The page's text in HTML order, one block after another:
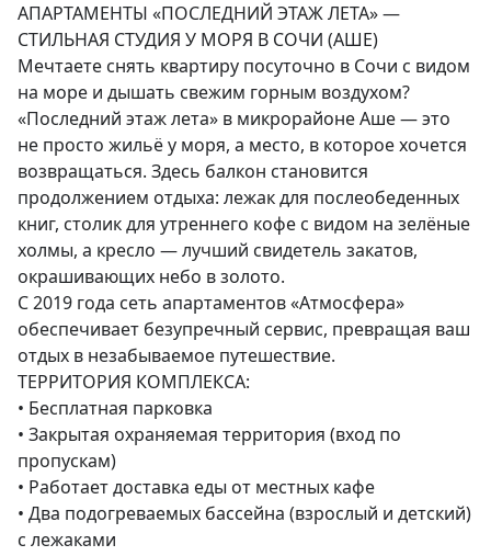
АПАРТАМЕНТЫ «ПОСЛЕДНИЙ ЭТАЖ ЛЕТА» —
СТИЛЬНАЯ СТУДИЯ У МОРЯ В СОЧИ (АШЕ)
Мечтаете снять квартиру посуточно в Сочи с видом
на море и дышать свежим горным воздухом?
«Последний этаж лета» в микрорайоне Аше — это
не просто жильё у моря, а место, в которое хочется
возвращаться. Здесь балкон становится
продолжением отдыха: лежак для послеобеденных
книг, столик для утреннего кофе с видом на зелёные
холмы, а кресло — лучший свидетель закатов,
окрашивающих небо в золото.
С 2019 года сеть апартаментов «Атмосфера»
обеспечивает безупречный сервис, превращая ваш
отдых в незабываемое путешествие.
ТЕРРИТОРИЯ КОМПЛЕКСА:
• Бесплатная парковка
• Закрытая охраняемая территория (вход по
пропускам)
• Работает доставка еды от местных кафе
• Два подогреваемых бассейна (взрослый и детский)
с лежаками